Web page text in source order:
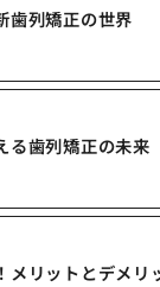
歯列矯正の世界
る歯列矯正の未来
メリットとデメリ